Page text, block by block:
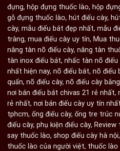
đựng, hộp đựng thuốc lào, hộp
gỗ đựng thuốc lào, hút điếu cày,
cày, mẫu điếu bát đẹp nhất, mẫu
tràng, mua điếu cày uy tín, Mua
nâng tàn nõ điếu cày, nâng tàn
tàn inox điếu bát, nhấc tàn nõ điếu
nhất hiện nay, nõ điếu bát, nõ điếu
quấn, nõ điếu cày, nõ điếu cày
nơi bán điếu bát chivas 21 rẻ nhất,
rẻ nhất, nơi bán điếu cày uy tín nhất
tphcm, ống điếu cày, ống tre trúc
điếu cày, phụ kiện điếu cày, Review
say thuốc lào, shop điếu cày hà nội,
thuốc lào của người việt, thuốc lào